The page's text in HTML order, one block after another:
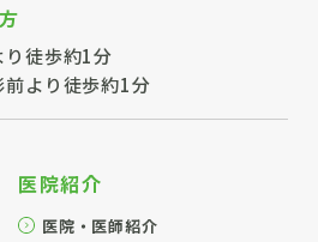
徒歩約1分
より徒歩約1分
医院紹介
医院・医師紹介